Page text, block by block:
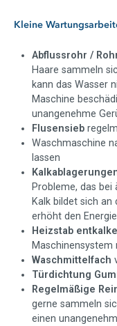
Kleine
Abflussrohr /
Haare sammeln
kann das Wasser
Maschine
unangenehme
Flusensieb
Waschmaschine
lassen
Probleme, das
Kalk bildet sich an
erhöht den
Heizstab
Maschinensystem
Waschmittelfach
Türdichtung
Regelmäßige
gerne sammeln
einen